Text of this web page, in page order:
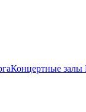
Концертные залы